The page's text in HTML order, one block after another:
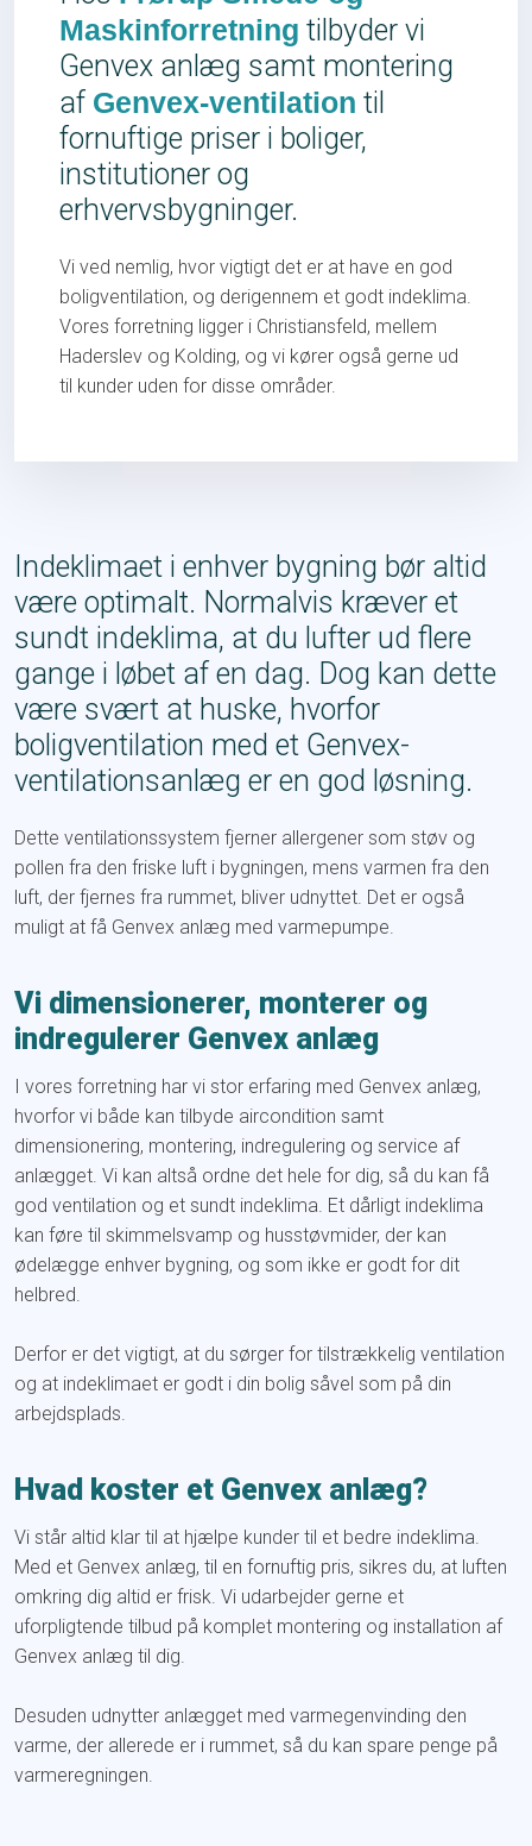
Maskinforretning tilbyder vi
Genvex anlæg samt montering
af Genvex-ventilation til
fornuftige priser i boliger,
institutioner og
erhvervsbygninger.
Vi ved nemlig, hvor vigtigt det er at have en god
boligventilation, og derigennem et godt indeklima.
​Vores forretning ligger i Christiansfeld, mellem
Haderslev og Kolding, og vi kører også gerne ud
til kunder uden for disse områder.​
Indeklimaet i enhver bygning bør altid
være optimalt. Normalvis kræver et
sundt indeklima, at du lufter ud flere
gange i løbet af en dag. Dog kan dette
være svært at huske, hvorfor
boligventilation med et Genvex-
ventilationsanlæg er en god løsning.
​Dette ventilationssystem fjerner allergener som støv og
pollen fra den friske luft i bygningen, mens varmen fra den
luft, der fjernes fra rummet, bliver udnyttet. Det er også
muligt at få Genvex anlæg med varmepumpe.
Vi dimensionerer, monterer og
indregulerer Genvex anlæg
I vores forretning har vi stor erfaring med Genvex anlæg,
hvorfor vi både kan tilbyde aircondition samt
dimensionering, montering, indregulering og service af
anlægget. Vi kan altså ordne det hele for dig, så du kan få
god ventilation og et sundt indeklima. Et dårligt indeklima
kan føre til skimmelsvamp og husstøvmider, der kan
ødelægge enhver bygning, og som ikke er godt for dit
helbred.
Derfor er det vigtigt, at du sørger for tilstrækkelig ventilation
og at indeklimaet er godt i din bolig såvel som på din
arbejdsplads.
Hvad koster et Genvex anlæg?
Vi står altid klar til at hjælpe kunder til et bedre indeklima.
Med et Genvex anlæg, til en fornuftig pris, sikres du, at luften
omkring dig altid er frisk. Vi udarbejder gerne et
uforpligtende tilbud på komplet montering og installation af
Genvex anlæg til dig.
Desuden udnytter anlægget med varmegenvinding den
varme, der allerede er i rummet, så du kan spare penge på
varmeregningen.